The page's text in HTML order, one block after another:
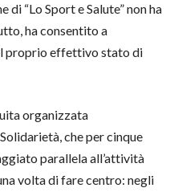
di “Lo Sport e Salute” non ha
ha consentito a
proprio effettivo stato di
organizzata
che per cinque
parallela all’attività
volta di fare centro: negli